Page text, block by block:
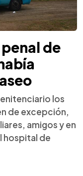
de
los
de excepción,
amigos y en
hospital de